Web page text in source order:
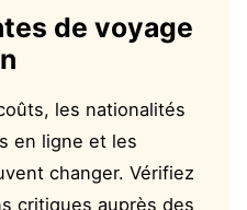
de voyage
les nationalités
en ligne et les
changer. Vérifiez
critiques auprès des